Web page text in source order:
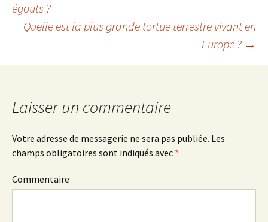
Navigation
des
articles
égouts ?
Quelle est la plus grande tortue terrestre vivant en
Europe ? →
Laisser un commentaire
Votre adresse de messagerie ne sera pas publiée. Les
champs obligatoires sont indiqués avec *
Commentaire